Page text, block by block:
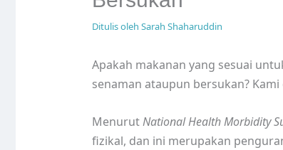
Ditulis oleh Sarah Shaharuddin
Apakah makanan yang sesuai
senaman ataupun bersukan?
MenurutNational Health Morbidity
fizikal, dan ini merupakan